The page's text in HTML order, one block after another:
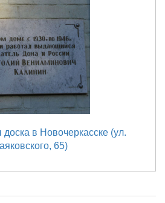
в Новочеркасске (ул.
65)